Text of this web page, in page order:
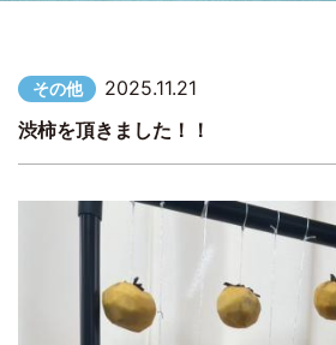
その他
2025.11.21
渋柿を頂きました！！